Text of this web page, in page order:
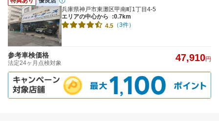
兵庫県神戸市東灘区甲南町1丁目4-5
エリアの中心から
:0.7km
4.5 （3件）
参考車検価格
法定24ヶ月点検対象 47,910円